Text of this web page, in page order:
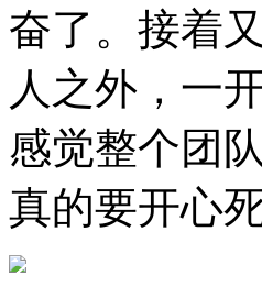
奋了。接着
人之外，一
感觉整个团
真的要开心死